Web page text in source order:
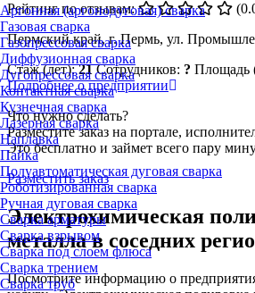
Аргонная (аргонодуговая) сварка
Газовая сварка
Газопрессовая сварка
Диффузионная сварка
Дугопрессовая сварка
Контактная сварка
Кузнечная сварка
Лазерная сварка
Наплавка
Пайка
Полуавтоматическая дуговая сварка
Роботизированная сварка
Ручная дуговая сварка
Сварка арматуры
Сварка взрывом
Сварка под слоем флюса
Сварка трением
Сварка труб
Рейтинг по отзывам:
Пермский край, г. Пермь, ул.
Стаж (лет):21 Сотрудников: ? Площадь
Подробнее о предприятии
Что нужно сделать?
Разместите заказ на портале,
Это бесплатно и займет всего пару
Разместить заказ
Электрохимическая
металла в соседних
Посмотрите информацию о